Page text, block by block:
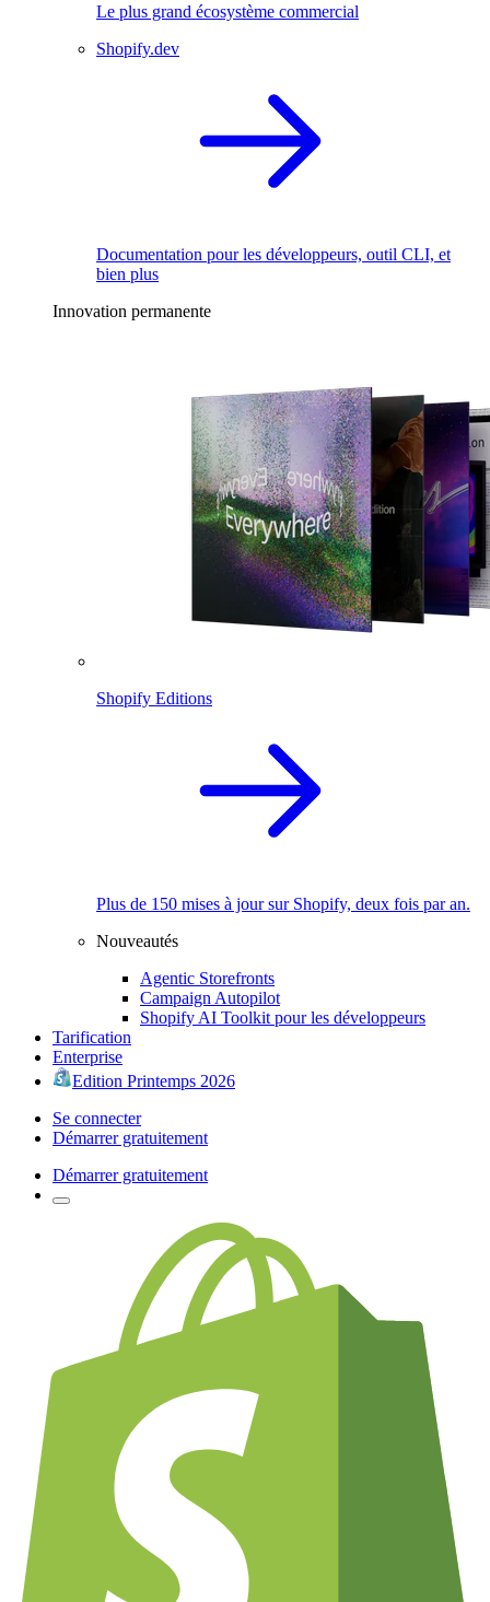
Le plus grand écosystème commercial
Shopify.dev
Documentation pour les développeurs, outil CLI, et
bien plus
Innovation permanente
Shopify Editions
Plus de 150 mises à jour sur Shopify, deux fois par an.
Nouveautés
Agentic Storefronts
Campaign Autopilot
Shopify AI Toolkit pour les développeurs
Tarification
Enterprise
Edition Printemps 2026
Se connecter
Démarrer gratuitement
Démarrer gratuitement